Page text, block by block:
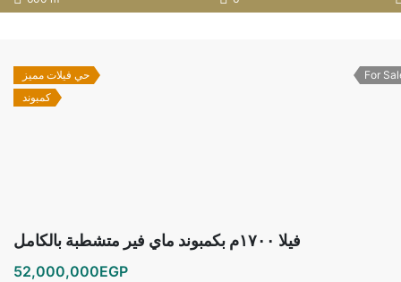
حي فيلات مميز
كمبوند
For
فيلا ١٧٠٠م بكمبوند ماي فير متشطبة بالكامل
52,000,000EGP